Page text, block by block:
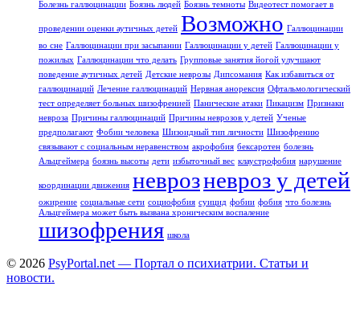
Болезнь галлюцинации Боязнь людей Боязнь темноты Видеотест помогает в
проведении оценки аутичных детей Возможно Галлюцинации
во сне Галлюцинации при засыпании Галлюцинации у детей Галлюцинации у
пожилых Галлюцинации что делать Групповые занятия йогой улучшают
поведение аутичных детей Детские неврозы Дипсомания Как избавиться от
галлюцинаций Лечение галлюцинаций Нервная анорексия Офтальмологический
тест определяет больных шизофренией Панические атаки Пикацизм Признаки
невроза Причины галлюцинаций Причины неврозов у детей Ученые
предполагают Фобии человека Шизоидный тип личности Шизофрению
связывают с социальным неравенством акрофобия бексаротен болезнь
Альцгеймера боязнь высоты дети избыточный вес клаустрофобия нарушение
координации движения неврозневроз у детей
ожирение социальные сети социофобия суицид фобии фобия что болезнь
Альцгеймера может быть вызвана хроническим воспаление
шизофрения школа
© 2026 PsyPortal.net — Портал о психиатрии. Статьи и
новости.